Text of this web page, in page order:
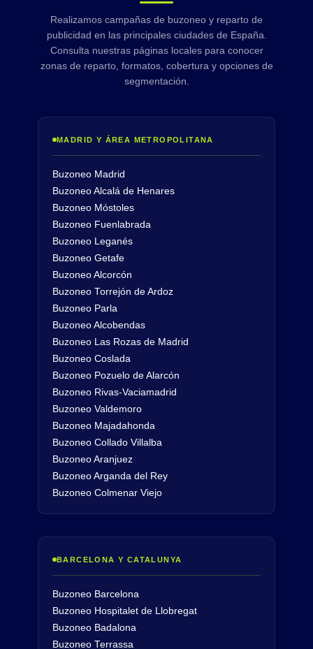
Realizamos campañas de buzoneo y reparto de
publicidad en las principales ciudades de España.
Consulta nuestras páginas locales para conocer
zonas de reparto, formatos, cobertura y opciones de
segmentación.
MADRID Y ÁREA METROPOLITANA
Buzoneo Madrid
Buzoneo Alcalá de Henares
Buzoneo Móstoles
Buzoneo Fuenlabrada
Buzoneo Leganés
Buzoneo Getafe
Buzoneo Alcorcón
Buzoneo Torrejón de Ardoz
Buzoneo Parla
Buzoneo Alcobendas
Buzoneo Las Rozas de Madrid
Buzoneo Coslada
Buzoneo Pozuelo de Alarcón
Buzoneo Rivas-Vaciamadrid
Buzoneo Valdemoro
Buzoneo Majadahonda
Buzoneo Collado Villalba
Buzoneo Aranjuez
Buzoneo Arganda del Rey
Buzoneo Colmenar Viejo
BARCELONA Y CATALUNYA
Buzoneo Barcelona
Buzoneo Hospitalet de Llobregat
Buzoneo Badalona
Buzoneo Terrassa